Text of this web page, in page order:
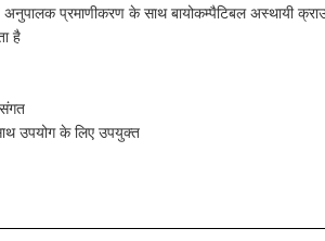
प्रमाणीकरण के साथ बायोकम्पैटिबल अस्थायी
है
उपयोग के लिए उपयुक्त